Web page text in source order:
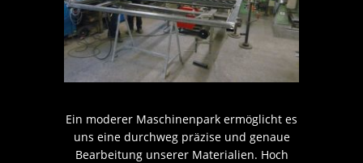
Ein moderer Maschinenpark ermöglicht es
uns eine durchweg präzise und genaue
Bearbeitung unserer Materialien. Hoch